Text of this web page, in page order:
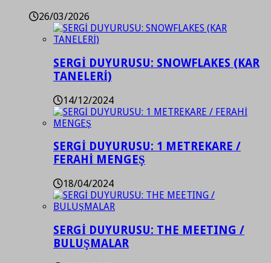
26/03/2026
SERGİ DUYURUSU: SNOWFLAKES (KAR
TANELERİ)
14/12/2024
SERGİ DUYURUSU: 1 METREKARE /
FERAHİ MENGEŞ
18/04/2024
SERGİ DUYURUSU: THE MEETING /
BULUŞMALAR